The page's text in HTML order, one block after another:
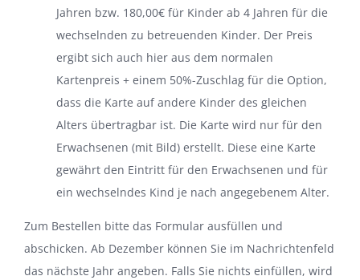
Jahren bzw. 180,00€ für Kinder ab 4 Jahren für die
wechselnden zu betreuenden Kinder. Der Preis
ergibt sich auch hier aus dem normalen
Kartenpreis + einem 50%-Zuschlag für die Option,
dass die Karte auf andere Kinder des gleichen
Alters übertragbar ist. Die Karte wird nur für den
Erwachsenen (mit Bild) erstellt. Diese eine Karte
gewährt den Eintritt für den Erwachsenen und für
ein wechselndes Kind je nach angegebenem Alter.
Zum Bestellen bitte das Formular ausfüllen und
abschicken. Ab Dezember können Sie im Nachrichtenfeld
das nächste Jahr angeben. Falls Sie nichts einfüllen, wird